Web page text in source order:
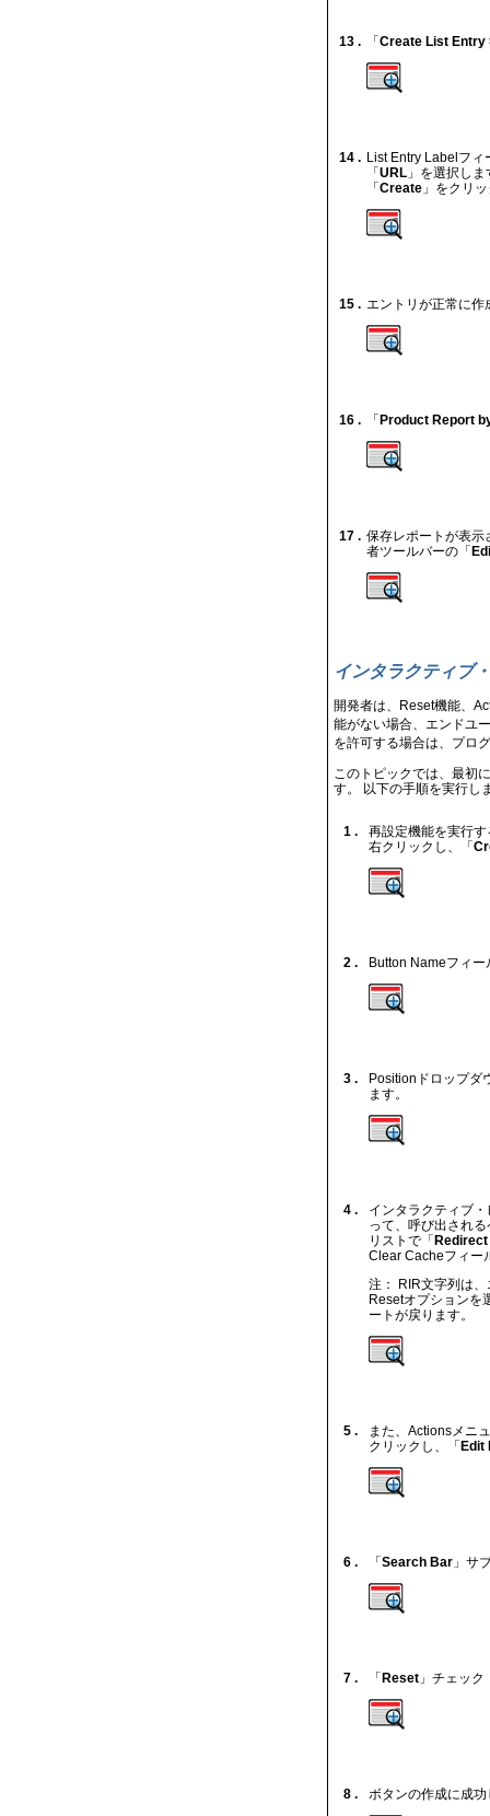
13 . 「 Create List Entry
14 . List Entry Labelフィ
「 URL 」を選択し
「 Create 」をクリ
15 . エントリが正常に作
16 . 「 Product Report
17 . 保存レポートが表示
者ツールバーの「
インタラクティブ
開発者は、Reset機能、
能がない場合、エンドユ
を許可する場合は、プロ
このトピックでは、最初
す。 以下の手順を実行し
1 .
再設定機能を実行
右クリックし、「
2 . Button Nameフィー
3 .
Positionドロップダ
ます。
4 .
インタラクティブ
って、呼び出され
リストで「Redirect
Clear Cacheフィー
注： RIR文字列は
Resetオプションを
ートが戻ります。
5 .
また、Actionsメニ
クリックし、「Edit
6 . 「Search Bar 」サ
7 . 「Reset 」チェッ
8 . ボタンの作成に成